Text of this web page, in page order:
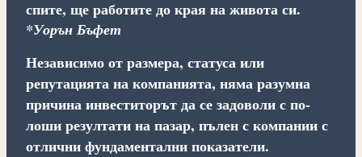
спите, ще работите до края на живота си.
*Уорън Бъфет
Независимо от размера, статуса или
репутацията на компанията, няма разумна
причина инвеститорът да се задоволи с по-
лоши резултати на пазар, пълен с компании с
отлични фундаментални показатели.